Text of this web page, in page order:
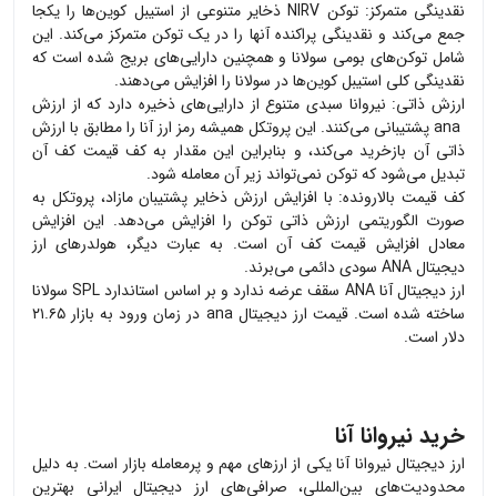
نقدینگی متمرکز: توکن NIRVذخایر متنوعی از استیبل کوین‌ها را یکجا
جمع می‌کند و نقدینگی پراکنده آنها را در یک توکن متمرکز می‌کند. این
شامل توکن‌های بومی سولانا و همچنین دارایی‌های بریج شده است که
نقدینگی کلی استیبل کوین‌ها در سولانا را افزایش می‌دهند.
ارزش ذاتی: نیروانا سبدی متنوع از دارایی‌های ذخیره دارد که از ارزش
anaپشتیبانی می‌کنند. این پروتکل همیشه رمز ارز آنا را مطابق با ارزش
ذاتی آن بازخرید می‌کند، و بنابراین این مقدار به کف قیمت کف آن
تبدیل می‌شود که توکن نمی‌تواند زیر آن معامله شود.
کف قیمت بالارونده: با افزایش ارزش ذخایر پشتیبان مازاد، پروتکل به
صورت الگوریتمی ارزش ذاتی توکن را افزایش می‌دهد. این افزایش
معادل افزایش قیمت کف آن است. به عبارت دیگر، هولدرهای ارز
دیجیتالANA سودی دائمی ‌می‌برند.
ارز دیجیتال آنا ANA
سقف عرضه ندارد و بر اساس استانداردSPL سولانا
ساخته شده است. قیمت ارز دیجیتال ana
در زمان ورود به بازار ۲۱.۶۵
دلار است.
خرید نیروانا آنا
ارز دیجیتال نیروانا آنایکی از ارزهای مهم و پرمعامله بازار است. به دلیل
محدودیت‌های بین‌المللی، صرافی‌های ارز دیجیتال ایرانی بهترین